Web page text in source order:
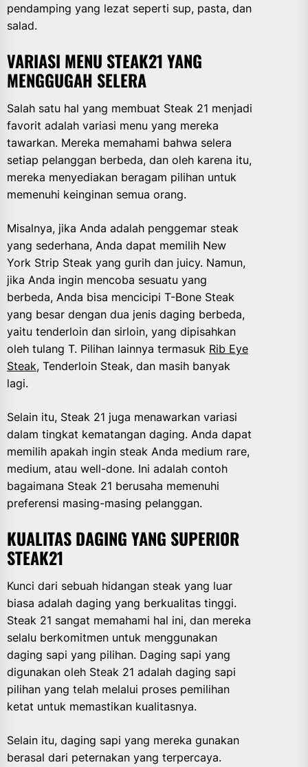
pendamping yang lezat seperti sup, pasta, dan
salad.
VARIASI MENU STEAK21 YANG
MENGGUGAH SELERA
Salah satu hal yang membuat Steak 21 menjadi
favorit adalah variasi menu yang mereka
tawarkan. Mereka memahami bahwa selera
setiap pelanggan berbeda, dan oleh karena itu,
mereka menyediakan beragam pilihan untuk
memenuhi keinginan semua orang.
Misalnya, jika Anda adalah penggemar steak
yang sederhana, Anda dapat memilih New
York Strip Steak yang gurih dan juicy. Namun,
jika Anda ingin mencoba sesuatu yang
berbeda, Anda bisa mencicipi T-Bone Steak
yang besar dengan dua jenis daging berbeda,
yaitu tenderloin dan sirloin, yang dipisahkan
oleh tulang T. Pilihan lainnya termasuk Rib Eye
Steak, Tenderloin Steak, dan masih banyak
lagi.
Selain itu, Steak 21 juga menawarkan variasi
dalam tingkat kematangan daging. Anda dapat
memilih apakah ingin steak Anda medium rare,
medium, atau well-done. Ini adalah contoh
bagaimana Steak 21 berusaha memenuhi
preferensi masing-masing pelanggan.
KUALITAS DAGING YANG SUPERIOR
STEAK21
Kunci dari sebuah hidangan steak yang luar
biasa adalah daging yang berkualitas tinggi.
Steak 21 sangat memahami hal ini, dan mereka
selalu berkomitmen untuk menggunakan
daging sapi yang pilihan. Daging sapi yang
digunakan oleh Steak 21 adalah daging sapi
pilihan yang telah melalui proses pemilihan
ketat untuk memastikan kualitasnya.
Selain itu, daging sapi yang mereka gunakan
berasal dari peternakan yang terpercaya.